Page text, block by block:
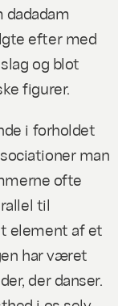
dadadam
efter med
og blot
figurer.
i forholdet
man
ofte
til
element af et
har været
der danser.